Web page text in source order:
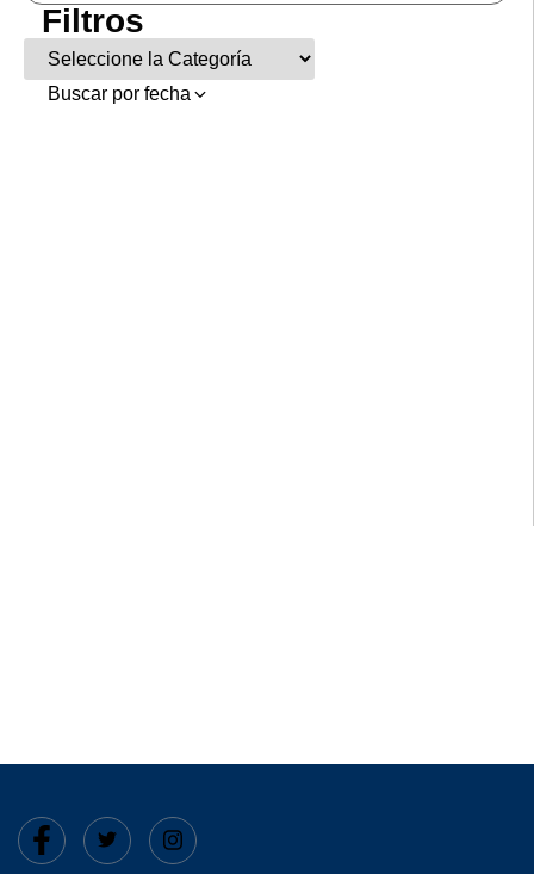
Filtros
Buscar por fecha